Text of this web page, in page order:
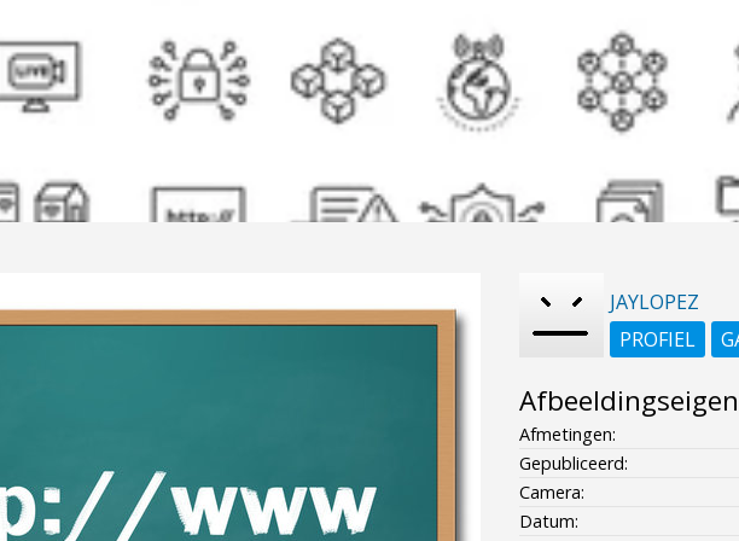
JAYLOPEZ
PROFIEL
Afmetingen:
Gepubliceerd:
Camera:
Datum: